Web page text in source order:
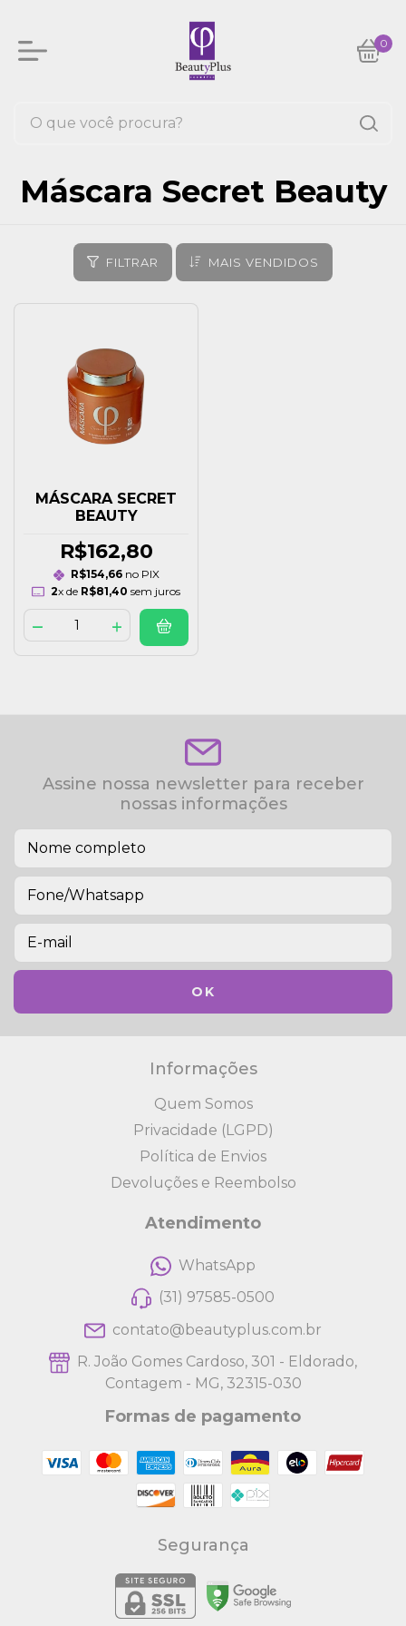
0
Máscara Secret Beauty
FILTRAR MAIS VENDIDOS
MÁSCARA SECRET
BEAUTY
R$162,80
R$154,66no PIX
2x de R$81,40 sem juros
Assine nossa newsletter para receber
nossas informações
Informações
Quem Somos
Privacidade (LGPD)
Política de Envios
Devoluções e Reembolso
Atendimento
WhatsApp
(31) 97585-0500
contato@beautyplus.com.br
R. João Gomes Cardoso, 301 - Eldorado,
Contagem - MG, 32315-030
Formas de pagamento
Segurança